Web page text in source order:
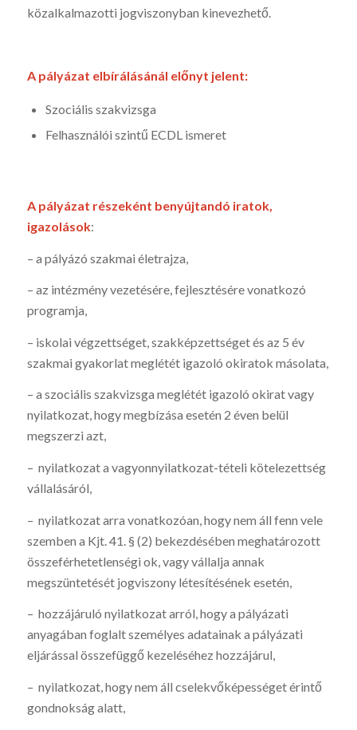
közalkalmazotti jogviszonyban kinevezhető.
A pályázat elbírálásánál előnyt jelent:
Szociális szakvizsga
Felhasználói szintű ECDL ismeret
A pályázat részeként benyújtandó iratok,
igazolások:
– a pályázó szakmai életrajza,
– az intézmény vezetésére, fejlesztésére vonatkozó
programja,
– iskolai végzettséget, szakképzettséget és az 5 év
szakmai gyakorlat meglétét igazoló okiratok másolata,
– a szociális szakvizsga meglétét igazoló okirat vagy
nyilatkozat, hogy megbízása esetén 2 éven belül
megszerzi azt,
– nyilatkozat a vagyonnyilatkozat-tételi kötelezettség
vállalásáról,
– nyilatkozat arra vonatkozóan, hogy nem áll fenn vele
szemben a Kjt. 41. § (2) bekezdésében meghatározott
összeférhetetlenségi ok, vagy vállalja annak
megszüntetését jogviszony létesítésének esetén,
– hozzájáruló nyilatkozat arról, hogy a pályázati
anyagában foglalt személyes adatainak a pályázati
eljárással összefüggő kezeléséhez hozzájárul,
– nyilatkozat, hogy nem áll cselekvőképességet érintő
gondnokság alatt,